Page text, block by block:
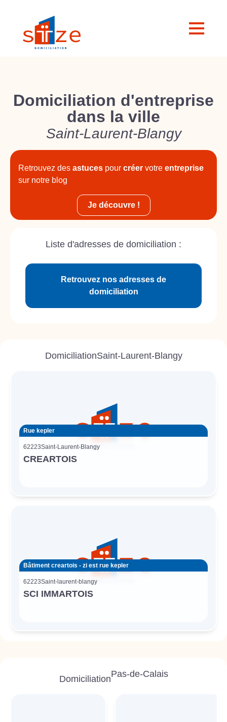
Domiciliation d'entreprise
dans la ville
Saint-Laurent-Blangy
Retrouvez des astuces pour créer votre entreprise
sur notre blog
Je découvre !
Liste d'adresses de domiciliation :
Retrouvez nos adresses de
domiciliation
DomiciliationSaint-Laurent-Blangy
Rue kepler
62223Saint-Laurent-Blangy
CREARTOIS
Bâtiment creartois - zi est rue kepler
62223Saint-laurent-blangy
SCI IMMARTOIS
DomiciliationPas-de-Calais